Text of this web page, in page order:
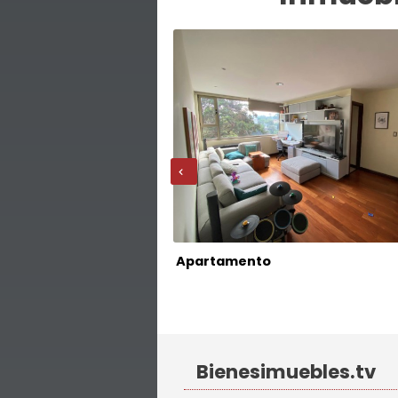
Apartamento
Bienesimuebles.tv